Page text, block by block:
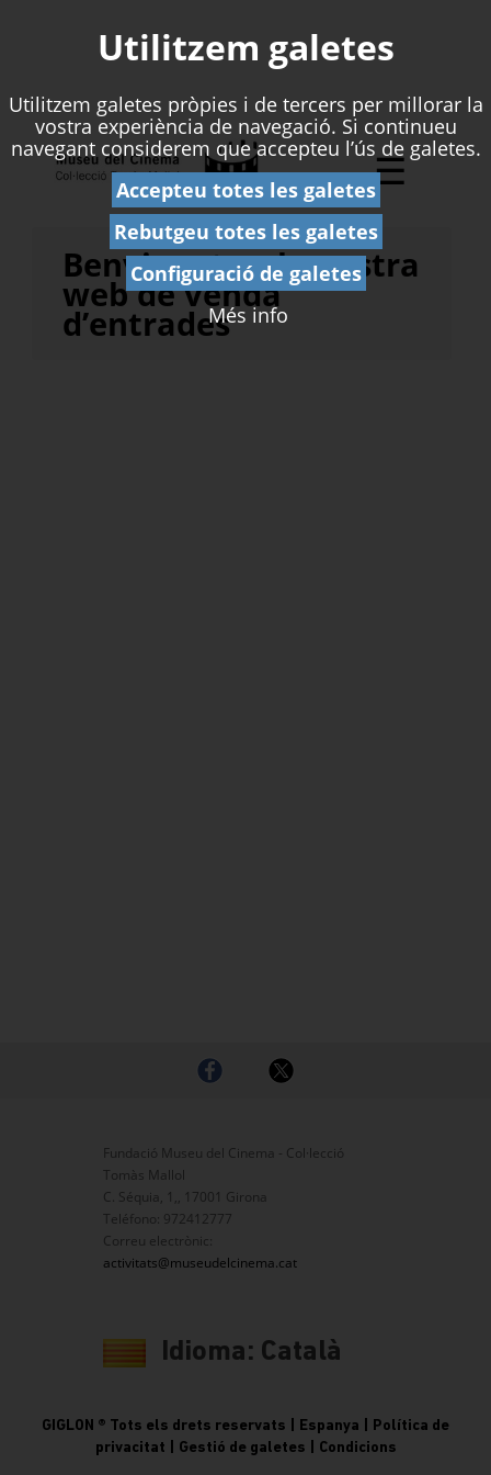
Benvinguts a la nostra
web de venda
d’entrades
☰
Fundació Museu del Cinema - Col·lecció
Tomàs Mallol
C. Séquia, 1,, 17001 Girona
Teléfono: 972412777
Correu electrònic:
activitats@museudelcinema.cat
GIGLON ® Tots els drets reservats | Espanya |
Política de
privacitat
Gestió de galetes Condicions
Utilitzem galetes
Utilitzem galetes pròpies i de tercers per millorar la
vostra experiència de navegació. Si continueu
navegant considerem que accepteu l’ús de galetes.
Accepteu totes les galetes
Rebutgeu totes les galetes
Configuració de galetes
Més info